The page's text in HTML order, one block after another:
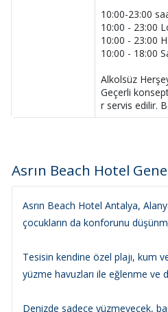
10:00-23:00
10:00 - 23:00
10:00 - 23:00
10:00 - 18:00
Alkolsüz
Geçerli
r servis edilir.
Asrın Beach Hotel
Asrın Beach Hotel Antalya,
çocukların da konforunu
Tesisin kendine özel plajı, kum
yüzme havuzları ile eğlenme ve
Denizde sadece yüzmeyecek,